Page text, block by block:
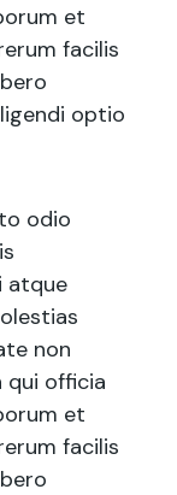
et
facilis
optio
odio
atque
non
qui officia
et
facilis